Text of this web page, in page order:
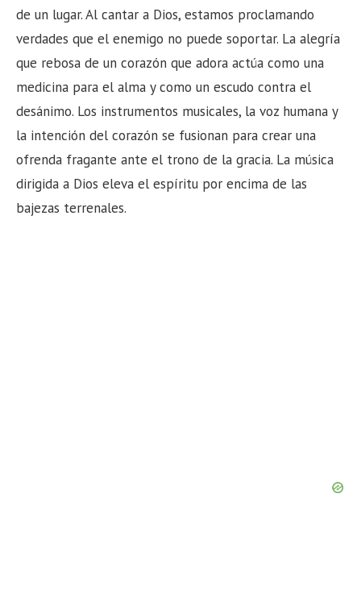
de un lugar. Al cantar a Dios, estamos proclamando
verdades que el enemigo no puede soportar. La alegría
que rebosa de un corazón que adora actúa como una
medicina para el alma y como un escudo contra el
desánimo. Los instrumentos musicales, la voz humana y
la intención del corazón se fusionan para crear una
ofrenda fragante ante el trono de la gracia. La música
dirigida a Dios eleva el espíritu por encima de las
bajezas terrenales.